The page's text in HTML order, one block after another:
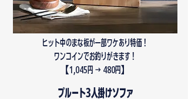
ヒット中のまな板が一部ワケあり特価！
ワンコインでお釣りがきます！
​【1,045円 → 480円】
プルート3人掛けソファ